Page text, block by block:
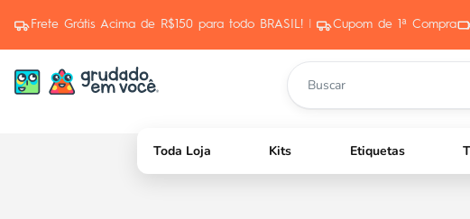
Frete Grátis Acima de R$150 para todo BRASIL! Cupom de 1ª Compra
Toda Loja Kits Etiquetas